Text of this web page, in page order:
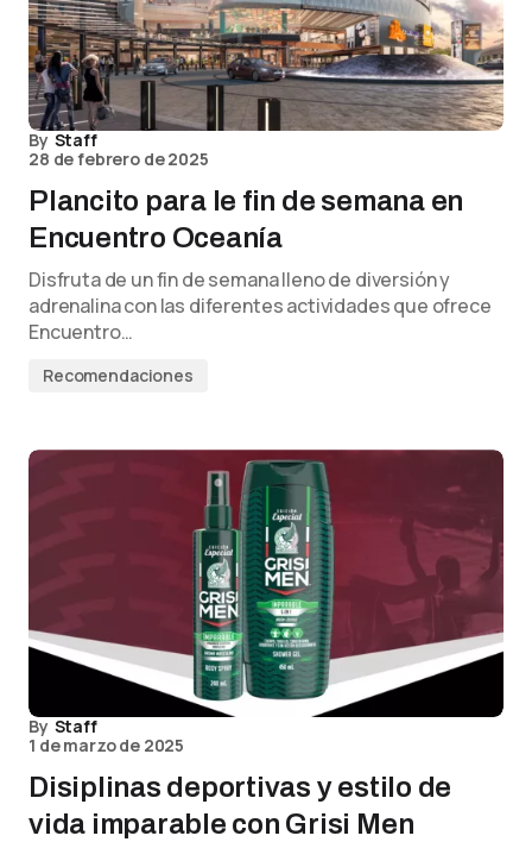
By Staff
28 de febrero de 2025
Plancito para le fin de semana en
Encuentro Oceanía
Disfruta de un fin de semana lleno de diversión y
adrenalina con las diferentes actividades que ofrece
Encuentro…
Recomendaciones
By Staff
1 de marzo de 2025
Disiplinas deportivas y estilo de
vida imparable con Grisi Men